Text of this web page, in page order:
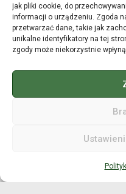
jak pliki cookie, do
informacji o urządzeniu. Zgoda
przetwarzać dane, takie jak
unikalne identyfikatory na tej
zgody może niekorzystnie
Kompensacja
Moment
Planowanie
Pomiar MOI/